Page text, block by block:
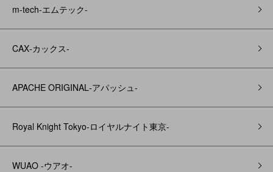
m-tech-エムテック-
CAX‐カックス‐
APACHE ORIGINAL‐アパッシュ‐
Royal Knight Tokyo-ロイヤルナイト東京-
WUAO -ウアオ-